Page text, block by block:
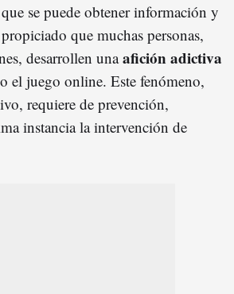
se puede obtener información y
que muchas personas,
desarrollen unaafición adictiva
el juego online. Este fenómeno,
requiere de prevención,
instancia la intervención de